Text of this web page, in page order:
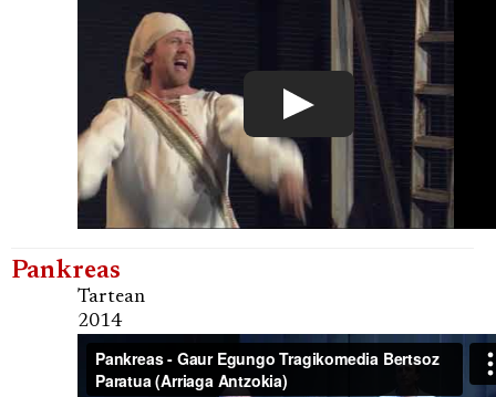
Pankreas
Tartean
2014